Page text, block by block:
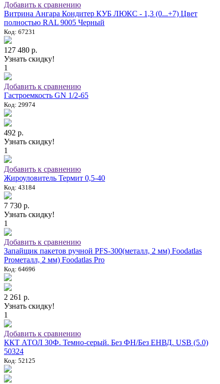
Добавить к сравнению
Витрина Ангара Кондитер КУБ ЛЮКС - 1,3 (0...+7) Цвет
полностью RAL 9005 Черный
Код: 67231
127 480 р.
Узнать скидку!
1
Добавить к сравнению
Гастроемкость GN 1/2-65
Код: 29974
492 р.
Узнать скидку!
1
Добавить к сравнению
Жироуловитель Термит 0,5-40
Код: 43184
7 730 р.
Узнать скидку!
1
Добавить к сравнению
Запайщик пакетов ручной PFS-300(металл, 2 мм) Foodatlas
Proметалл, 2 мм) Foodatlas Pro
Код: 64696
2 261 р.
Узнать скидку!
1
Добавить к сравнению
ККТ АТОЛ 30Ф. Темно-серый. Без ФН/Без ЕНВД. USB (5.0)
50324
Код: 52125